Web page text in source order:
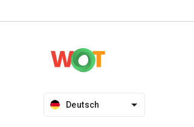
Deutsch